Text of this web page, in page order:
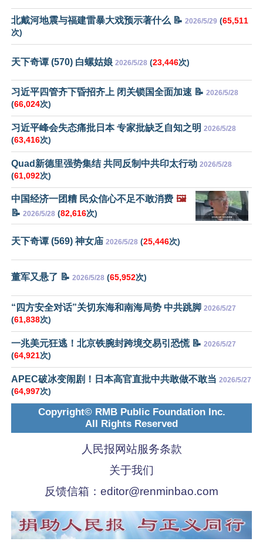
北戴河地震与福建雷暴大戏预示著什么 📝 2026/5/29 (65,511
次)
天下奇谭 (570) 白螺姑娘 2026/5/28 (23,446次)
习近平四管齐下昏招齐上 闭关锁国全面加速 📝 2026/5/28
(66,024次)
习近平峰会失态痛批日本 专家批缺乏自知之明 2026/5/28
(63,416次)
Quad新德里强势集结 共同反制中共印太行动 2026/5/28
(61,092次)
中国经济一团糟 民众信心不足不敢消费 🖼️
📝 2026/5/28 (82,616次)
天下奇谭 (569) 神女庙 2026/5/28 (25,446次)
董军又悬了 📝 2026/5/28 (65,952次)
“四方安全对话”关切东海和南海局势 中共跳脚 2026/5/27
(61,838次)
一兆美元狂逃！北京铁腕封跨境交易引恐慌 📝 2026/5/27
(64,921次)
APEC破冰变闹剧！日本高官直批中共敢做不敢当 2026/5/27
(64,997次)
Copyright© RMB Public Foundation Inc.
All Rights Reserved
人民报网站服务条款
关于我们
反馈信箱： editor@renminbao.com